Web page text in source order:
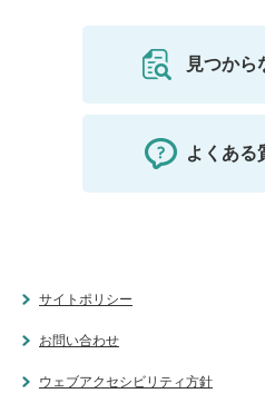
見つから
よくある
サイトポリシー
お問い合わせ
ウェブアクセシビリティ方針